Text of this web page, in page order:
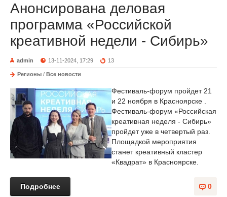
Анонсирована деловая
программа «Российской
креативной недели - Сибирь»
admin 13-11-2024, 17:29 13
Регионы / Все новости
Фестиваль-форум пройдет 21
и 22 ноября в Красноярске .
Фестиваль-форум «Российская
креативная неделя - Сибирь»
пройдет уже в четвертый раз.
Площадкой мероприятия
станет креативный кластер
«Квадрат» в Красноярске.
0
Подробнее